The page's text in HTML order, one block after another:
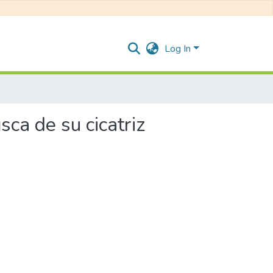
Log In
de su cicatriz